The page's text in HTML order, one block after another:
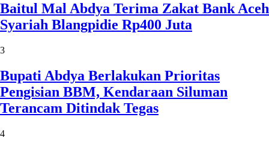
Baitul Mal Abdya Terima Zakat Bank Aceh
Syariah Blangpidie Rp400 Juta
3
Bupati Abdya Berlakukan Prioritas
Pengisian BBM, Kendaraan Siluman
Terancam Ditindak Tegas
4